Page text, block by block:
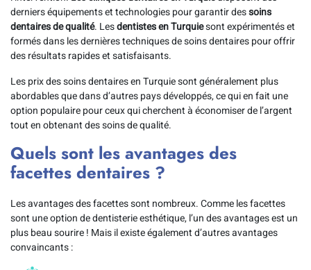
derniers équipements et technologies pour garantir dessoins
dentaires de qualité. Lesdentistes en Turquiesont expérimentés et
formés dans les dernières techniques de soins dentaires pour offrir
des résultats rapides et satisfaisants.
Les prix des soins dentaires en Turquie sont généralement plus
abordables que dans d’autres pays développés, ce qui en fait une
option populaire pour ceux qui cherchent à économiser de l’argent
tout en obtenant des soins de qualité.
Quels sont les avantages des
facettes dentaires ?
Les avantages des facettes sont nombreux. Comme les facettes
sont une option de dentisterie esthétique, l’un des avantages est un
plus beau sourire ! Mais il existe également d’autres avantages
convaincants :